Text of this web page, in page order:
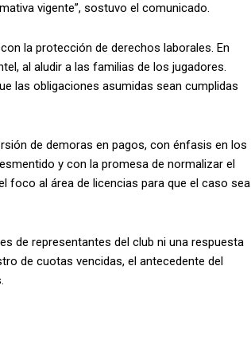
vigente”, sostuvo el comunicado.
la protección de derechos laborales. En
al aludir a las familias de los jugadores.
las obligaciones asumidas sean cumplidas
de demoras en pagos, con énfasis en los
y con la promesa de normalizar el
foco al área de licencias para que el caso sea
de representantes del club ni una respuesta
de cuotas vencidas, el antecedente del